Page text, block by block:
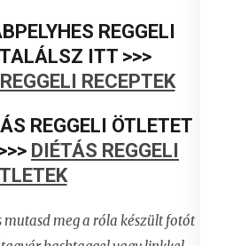
REGGELI
ITT >>>
RECEPTEK
REGGELI ÖTLETET
DIÉTÁS REGGELI
mutasd meg a róla készült fotót